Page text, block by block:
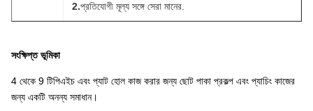
2.প্রতিযোগী মূল্য সঙ্গে সেরা মানের.
সংক্ষিপ্ত ভূমিকা
4 থেকে 9 টিপিএইচ এবং প্যাট হোল কাজ করার জন্য ছোট পাকা প্রকল্প এবং প্যাচিং কাজের
জন্য একটি অনন্য সমাধান।